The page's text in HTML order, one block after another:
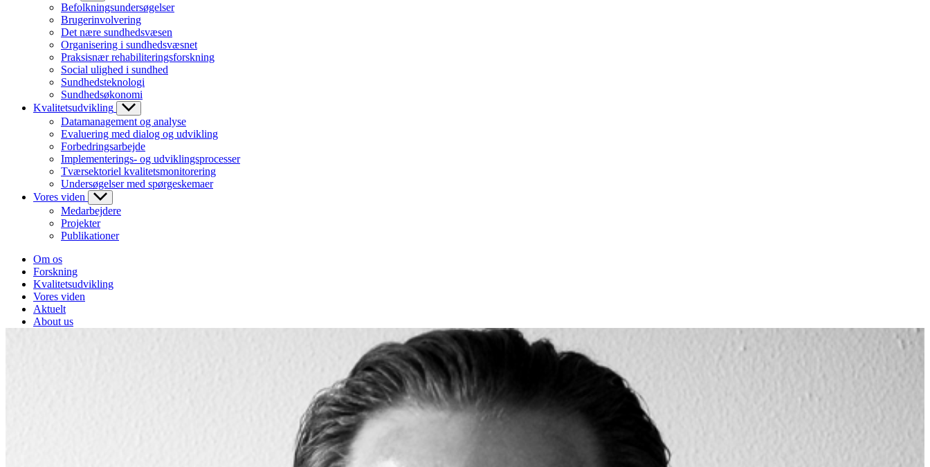
Befolkningsundersøgelser
Brugerinvolvering
Det nære sundhedsvæsen
Organisering i sundhedsvæsnet
Praksisnær rehabiliteringsforskning
Social ulighed i sundhed
Sundhedsteknologi
Sundhedsøkonomi
Kvalitetsudvikling
Datamanagement og analyse
Evaluering med dialog og udvikling
Forbedringsarbejde
Implementerings- og udviklingsprocesser
Tværsektoriel kvalitetsmonitorering
Undersøgelser med spørgeskemaer
Vores viden
Medarbejdere
Projekter
Publikationer
Om os
Forskning
Kvalitetsudvikling
Vores viden
Aktuelt
About us